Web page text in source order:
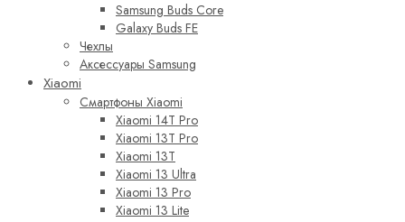
Samsung Buds Core
Galaxy Buds FE
Чехлы
Аксессуары Samsung
Xiaomi
Смартфоны Xiaomi
Xiaomi 14T Pro
Xiaomi 13T Pro
Xiaomi 13T
Xiaomi 13 Ultra
Xiaomi 13 Pro
Xiaomi 13 Lite